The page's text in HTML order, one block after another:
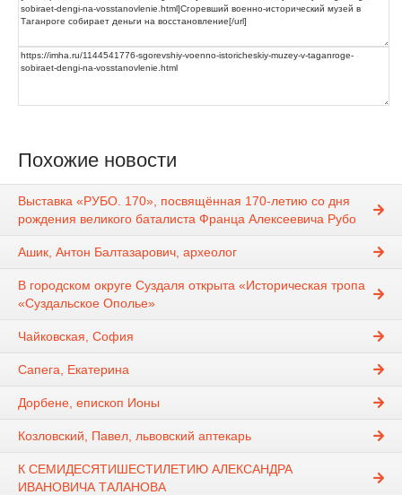
Похожие новости
Выставка «РУБО. 170», посвящённая 170-летию со дня
рождения великого баталиста Франца Алексеевича Рубо
Ашик, Антон Балтазарович, археолог
В городском округе Суздаля открыта «Историческая тропа
«Суздальское Ополье»
Чайковская, София
Сапега, Екатерина
Дорбене, епископ Ионы
Козловский, Павел, львовский аптекарь
К СЕМИДЕСЯТИШЕСТИЛЕТИЮ АЛЕКСАНДРА
ИВАНОВИЧА ТАЛАНОВА